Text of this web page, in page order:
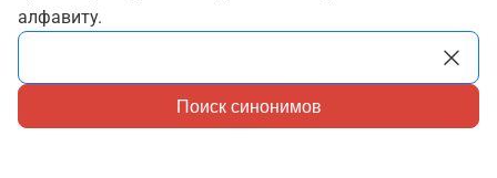
алфавиту.
Поиск синонимов